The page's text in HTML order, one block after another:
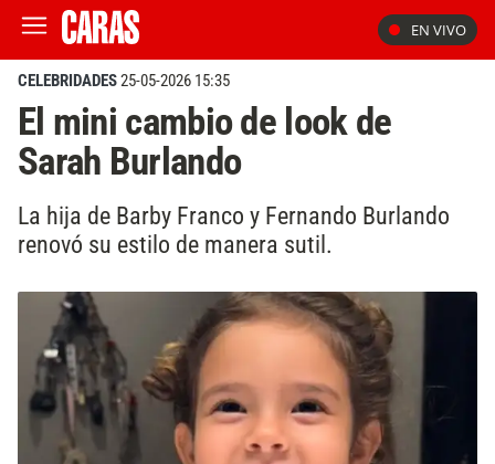
EN VIVO
CELEBRIDADES25-05-2026 15:35
El mini cambio de look de
Sarah Burlando
La hija de Barby Franco y Fernando Burlando
renovó su estilo de manera sutil.